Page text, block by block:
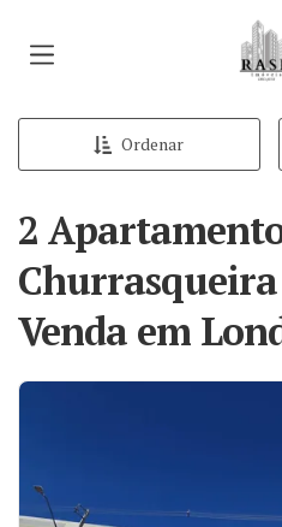
Ordenar
2
Venda em